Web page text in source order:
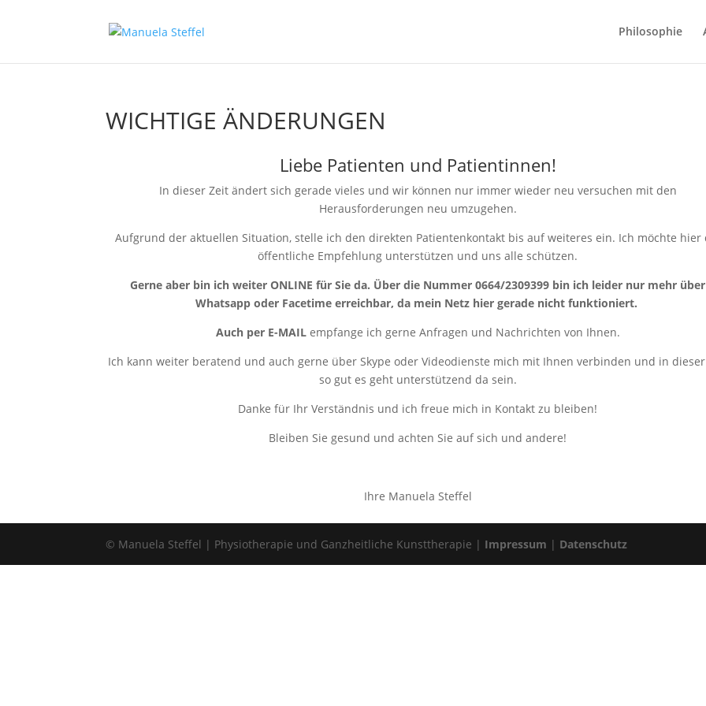
Philosophie
WICHTIGE ÄNDERUNGEN
Liebe Patienten und Patientinnen!
In dieser Zeit ändert sich gerade vieles und wir können nur immer wieder neu versuchen mit den
Herausforderungen neu umzugehen.
Aufgrund der aktuellen Situation, stelle ich den direkten Patientenkontakt bis auf weiteres ein. Ich möchte hier
öffentliche Empfehlung unterstützen und uns alle schützen.
Gerne aber bin ich weiter ONLINE für Sie da. Über die Nummer 0664/2309399 bin ich leider nur mehr über
Whatsapp oder Facetime erreichbar, da mein Netz hier gerade nicht funktioniert.
Auch per E-MAILempfange ich gerne Anfragen und Nachrichten von Ihnen.
Ich kann weiter beratend und auch gerne über Skype oder Videodienste mich mit Ihnen verbinden und in
so gut es geht unterstützend da sein.
Danke für Ihr Verständnis und ich freue mich in Kontakt zu bleiben!
Bleiben Sie gesund und achten Sie auf sich und andere!
Ihre Manuela Steffel
© Manuela Steffel | Physiotherapie und Ganzheitliche Kunsttherapie | Impressum | Datenschutz